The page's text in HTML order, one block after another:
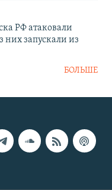
РФ атаковали
них запускали из
БОЛЬШЕ